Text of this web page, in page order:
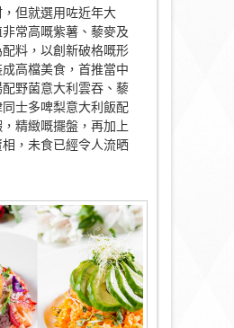
但就選用咗近年大
常高嘅紫薯、藜麥及
料，以創新破格嘅形
高檔美食，首推當中
野菌意大利雲吞、藜
士多啤梨意大利飯配
精緻嘅擺盤，再加上
，未食已經令人流晒